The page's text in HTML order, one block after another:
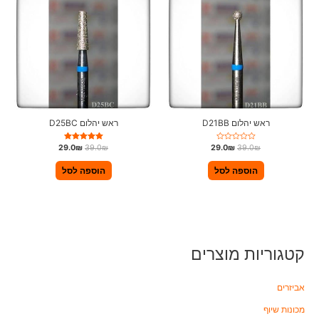
קטגוריות מוצרים
אביזרים
מכונות שיוף
ראש יהלום D21BB
ד
ר
ג
0
מ
39.0₪
29.0₪
הוספה לסל
ראש יהלום D25BC
דורג
מתוך 5
39.0₪
29.0₪
הוספה לסל